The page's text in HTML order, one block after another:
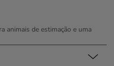
animais de estimação e uma